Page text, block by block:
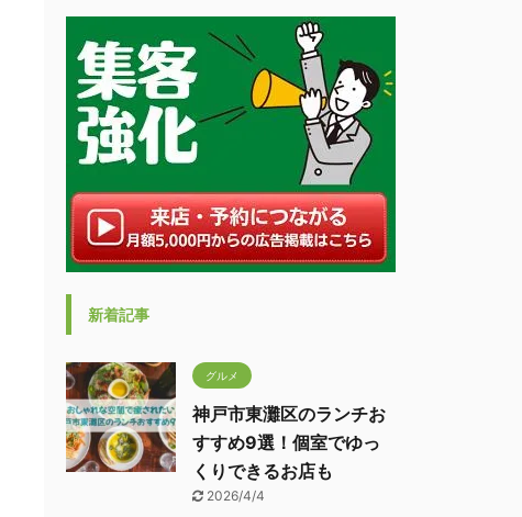
新着記事
グルメ
神戸市東灘区のランチお
すすめ9選！個室でゆっ
くりできるお店も
2026/4/4